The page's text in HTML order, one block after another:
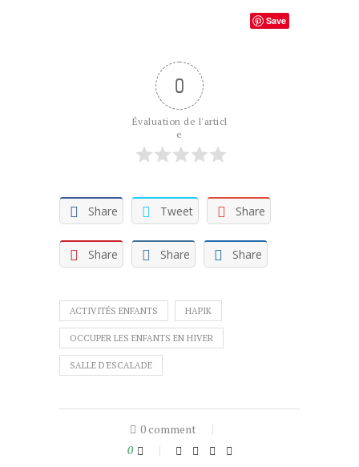
Save
0
Évaluation de l'articl
e
Share Tweet Share
Share Share Share
ACTIVITÉS ENFANTS HAPIK
OCCUPER LES ENFANTS EN HIVER
SALLE D'ESCALADE
0 comment
0